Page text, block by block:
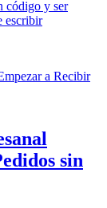
código y ser
escribir
sin